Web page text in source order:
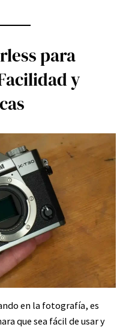
para
y
en la fotografía, es
que sea fácil de usar y